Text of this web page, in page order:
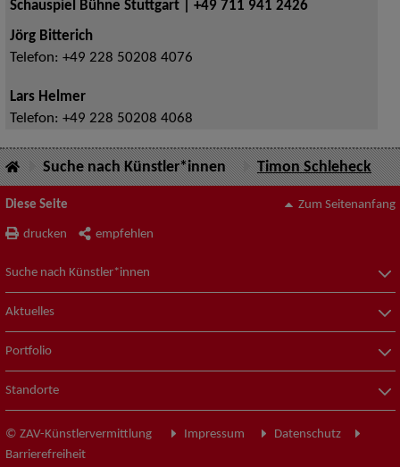
Schauspiel Bühne Stuttgart | +49 711 941 2426
Jörg Bitterich
Telefon: +49 228 50208 4076
Lars Helmer
Telefon: +49 228 50208 4068
Suche nach Künstler*innen Timon Schleheck
Diese Seite
drucken empfehlen
Zum Seitenanfang
Suche nach Künstler*innen
Aktuelles
Portfolio
Standorte
© ZAV-Künstlervermittlung Impressum
Datenschutz
Barrierefreiheit